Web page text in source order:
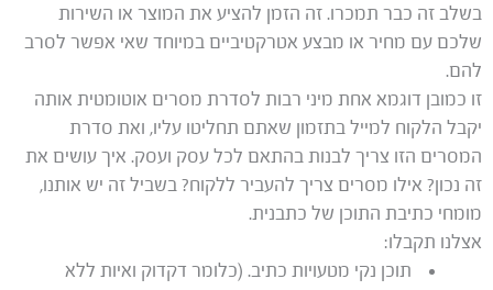
בשלב זה כבר תמכרו. זה הזמן להציע את המוצר או השירות
שלכם עם מחיר או מבצע אטרקטיביים במיוחד שאי אפשר לסרב
להם.
זו כמובן דוגמא אחת מיני רבות לסדרת מסרים אוטומטית אותה
יקבל הלקוח למייל בתזמון שאתם תחליטו עליו, ואת סדרת
המסרים הזו צריך לבנות בהתאם לכל עסק ועסק. איך עושים את
זה נכון? אילו מסרים צריך להעביר ללקוח? בשביל זה יש אותנו,
מומחי כתיבת התוכן של כתבנית.
אצלנו תקבלו:
תוכן נקי מטעויות כתיב. (כלומר דקדוק ואיות ללא